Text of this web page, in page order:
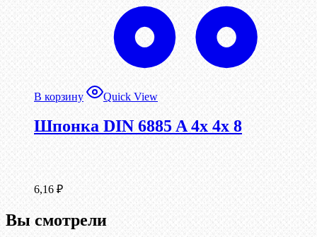
В корзину Quick View
Шпонка DIN 6885 A 4x 4x 8
6,16 ₽
Вы смотрели